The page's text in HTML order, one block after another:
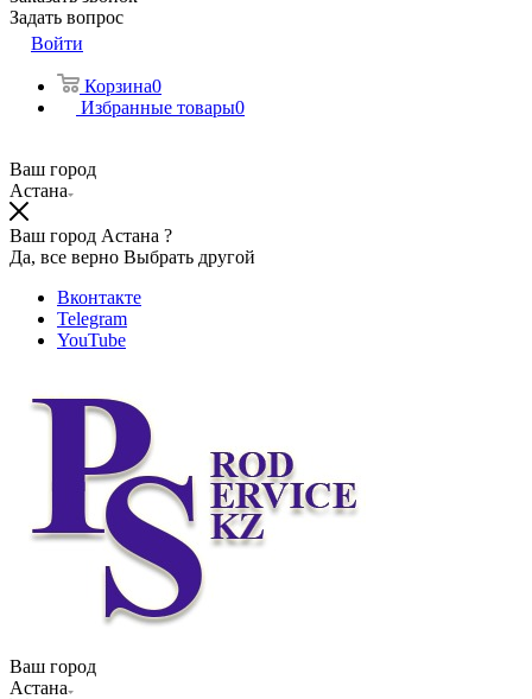
Задать вопрос
Войти
Корзина0
Избранные товары0
Ваш город
Астана
Ваш город Астана ?
Да, все верно Выбрать другой
Вконтакте
Telegram
YouTube
Ваш город
Астана